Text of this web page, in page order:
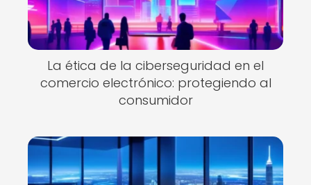
La ética de la ciberseguridad en el
comercio electrónico: protegiendo al
consumidor